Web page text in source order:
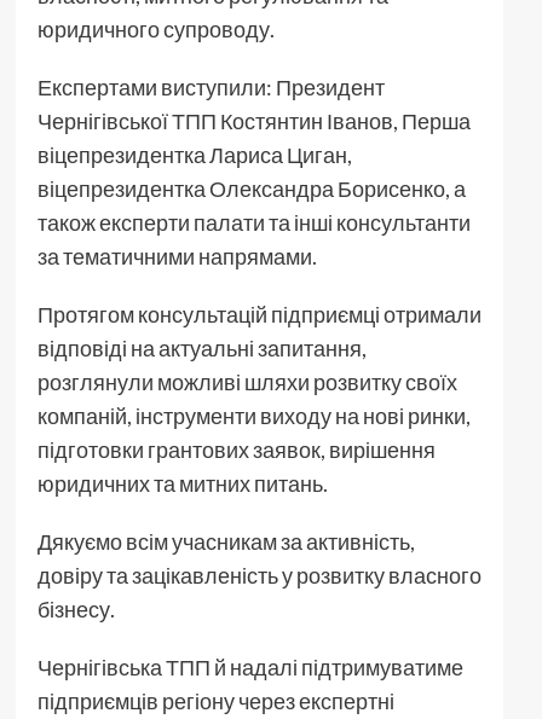
юридичного супроводу.
Експертами виступили: Президент
Чернігівської ТПП Костянтин Іванов, Перша
віцепрезидентка Лариса Циган,
віцепрезидентка Олександра Борисенко, а
також експерти палати та інші консультанти
за тематичними напрямами.
Протягом консультацій підприємці отримали
відповіді на актуальні запитання,
розглянули можливі шляхи розвитку своїх
компаній, інструменти виходу на нові ринки,
підготовки грантових заявок, вирішення
юридичних та митних питань.
Дякуємо всім учасникам за активність,
довіру та зацікавленість у розвитку власного
бізнесу.
Чернігівська ТПП й надалі підтримуватиме
підприємців регіону через експертні